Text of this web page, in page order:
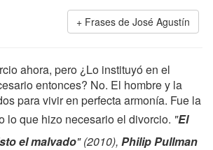
Frases de José Agustín
ahora, pero ¿Lo instituyó en el
entonces? No. El hombre y la
para vivir en perfecta armonía. Fue la
lo que hizo necesario el divorcio. "El
el malvado" (2010), Philip Pullman